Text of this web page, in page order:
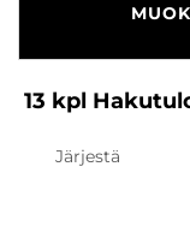
13 kpl
Järjestä